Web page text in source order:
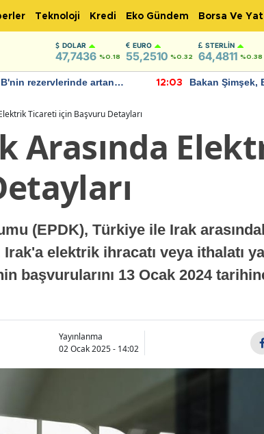
Teknoloji Kredi Eko Gündem Borsa Ve
DOLAR
47,7436 %0.18
EURO
55,2510 %0.32
STERLIN
64,4811 %0.38
rezervlerinde artan
12:03
Bakan Şimşek,
Ticareti için Başvuru Detayları
Arasında
(EPDK), Türkiye ile Irak
elektrik ihracatı veya ithalatı
başvurularını 13 Ocak 2024
Yayınlanma
02 Ocak 2025 - 14:02